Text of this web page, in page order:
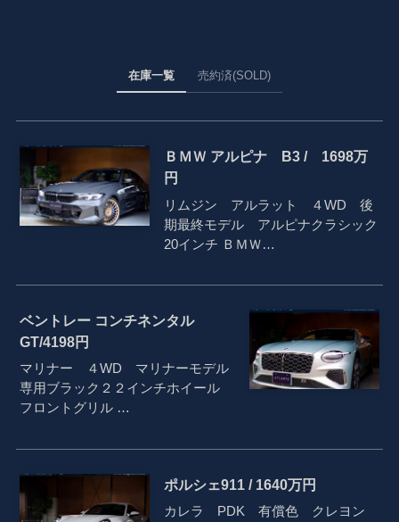
在庫一覧 売約済(SOLD)
ＢＭＷ アルピナ B3 / 1698万
円
リムジン アルラット ４WD 後
期最終モデル アルピナクラシック
20インチ ＢＭＷ…
ベントレー コンチネンタル
GT/4198円
マリナー ４WD マリナーモデル
専用ブラック２２インチホイール
フロントグリル …
ポルシェ911 / 1640万円
カレラ PDK 有償色 クレヨン